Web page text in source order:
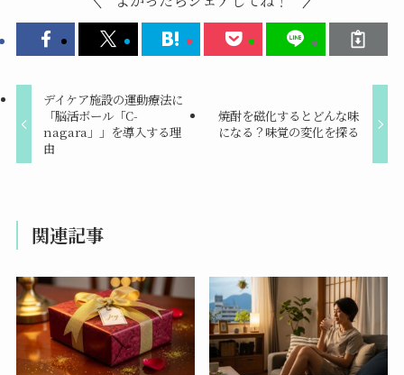
デイケア施設の運動療法に
「脳活ボール「C-
nagara」」を導入する理
由
焼酎を磁化するとどんな味
になる？味覚の変化を探る
関連記事